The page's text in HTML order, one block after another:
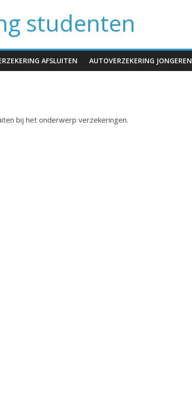
studenten
AFSLUITEN AUTOVERZEKERING JONGEREN
bij het onderwerp verzekeringen.